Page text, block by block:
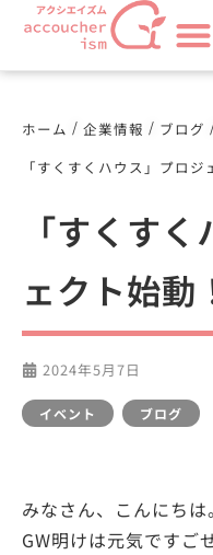
ホーム / 企業情報 / ブログ
「すくすくハウス」プロジ
「すくす
ェクト始動
2024年5月7日
イベント ブログ
みなさん、こんにちは。
GW明けは元気ですご